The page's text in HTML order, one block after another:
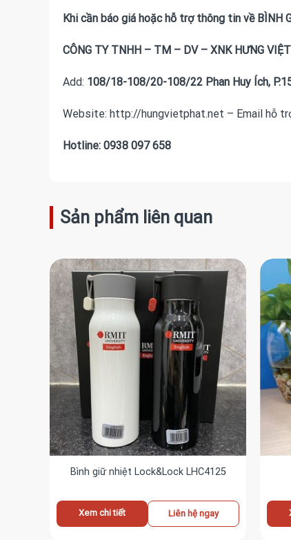
Khi cần báo giá hoặc hỗ trợ thông tin về BÌNH
CÔNG TY TNHH – TM – DV – XNK HƯNG
Add: 108/18-108/20-108/22 Phan Huy Ích,
Website: http://hungvietphat.net – Email hỗ
Hotline: 0938 097 658
Sản phẩm liên quan
Bình giữ nhiệt Lock&Lock LHC4125
Xem chi tiết Liên hệ ngay